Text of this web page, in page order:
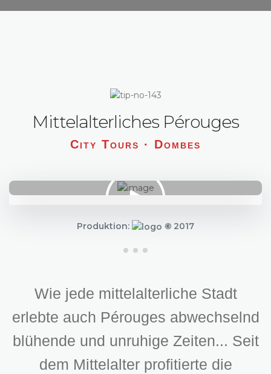
Mittelalterliches Pérouges
City Tours · Dombes
Produktion: © 2017
Wie jede mittelalterliche Stadt
erlebte auch Pérouges abwechselnd
blühende und unruhige Zeiten... Seit
dem Mittelalter profitierte die